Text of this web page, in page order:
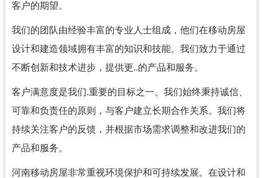
客户的期望。
我们的团队由经验丰富的专业人士组成，他们在移动房屋
设计和建造领域拥有丰富的知识和技能。我们致力于通过
不断创新和技术进步，提供更..的产品和服务。
客户满意度是我们.重要的目标之一。我们始终秉持诚信、
可靠和负责任的原则，与客户建立长期合作关系。我们将
持续关注客户的反馈，并根据市场需求调整和改进我们的
产品和服务。
河南移动房屋非常重视环境保护和可持续发展。在设计和